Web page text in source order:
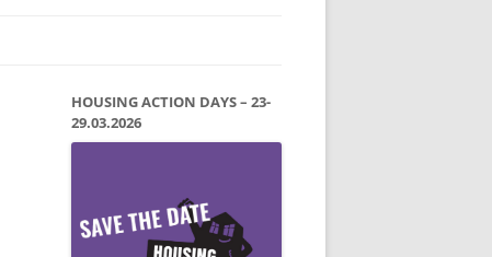
HOUSING ACTION DAYS – 23-
29.03.2026